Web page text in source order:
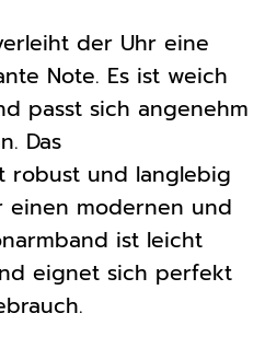
der Uhr eine
Note. Es ist weich
passt sich angenehm
Das
robust und langlebig
modernen und
ist leicht
eignet sich perfekt